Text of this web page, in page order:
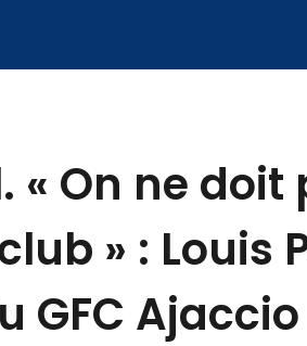
« On ne doit
» : Louis
GFC Ajaccio